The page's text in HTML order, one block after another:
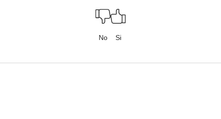
No Si